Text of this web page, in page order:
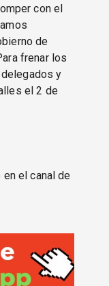
con el
de
frenar los
y
el 2 de
el canal de